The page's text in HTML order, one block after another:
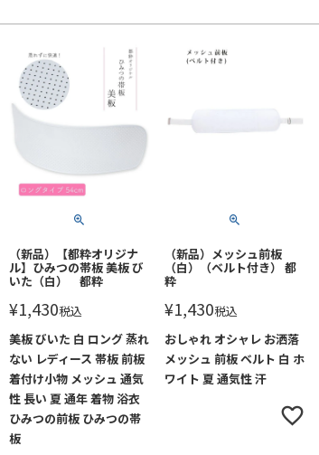
（新品）【都粋オリジナ
ル】ひみつの帯板 美板 び
いた（白） 都粋
¥1,430税込
美板 びいた 白 ロング 蒸れ
ない レディース 帯板 前板
着付け小物 メッシュ 通気
性 長い 夏 通年 着物 浴衣
ひみつの前板 ひみつの帯
板
（新品）メッシュ前板
（白）（ベルト付き） 都
粋
¥1,430税込
おしゃれ オシャレ お洒落
メッシュ 前板 ベルト 白 ホ
ワイト 夏 通気性 汗